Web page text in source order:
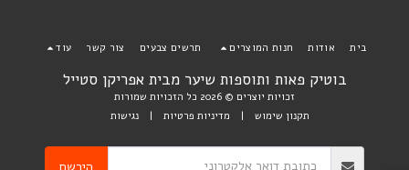
בוטיק פאות ותוספות שיער מבית אפריקן סטייל
זכויות יוצרים © 2026 כל הזכויות שמורות
תקנון שימוש | מדיניות פרטיות | נגישות
בית אודות חנות המוצרים תרשים צבעים צור קשר עוד
הירשם